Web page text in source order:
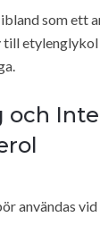
som ett
etylenglykol
och
användas